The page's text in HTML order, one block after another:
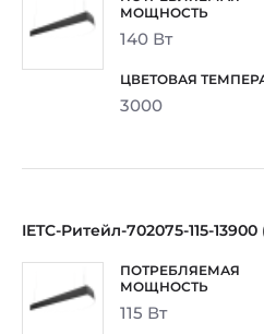
140 Вт
3000
IETC-Ритейл-702075-115-13900
115 Вт